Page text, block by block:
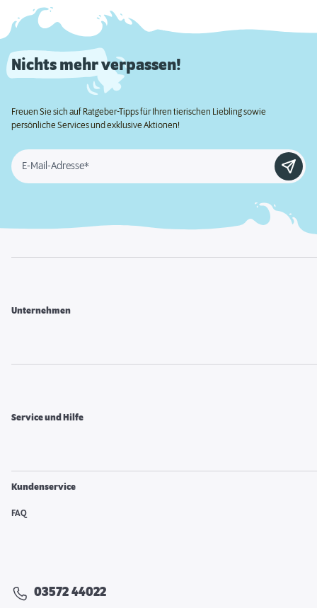
Nichts mehr verpassen!
Freuen Sie sich auf Ratgeber-Tipps für Ihren tierischen Liebling sowie
persönliche Services und exklusive Aktionen!
E-Mail-Adresse*
Unternehmen
Service und Hilfe
Kundenservice
FAQ
03572 44022